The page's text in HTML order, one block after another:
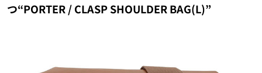
つ“PORTER / CLASP SHOULDER BAG(L)”